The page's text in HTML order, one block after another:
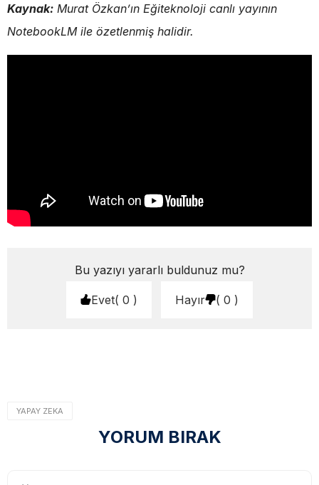
Kaynak: Murat Özkan’ın Eğiteknoloji canlı yayının
NotebookLM ile özetlenmiş halidir.
Bu yazıyı yararlı buldunuz mu?
Evet 0 Hayır 0
YAPAY ZEKA
YORUM BIRAK